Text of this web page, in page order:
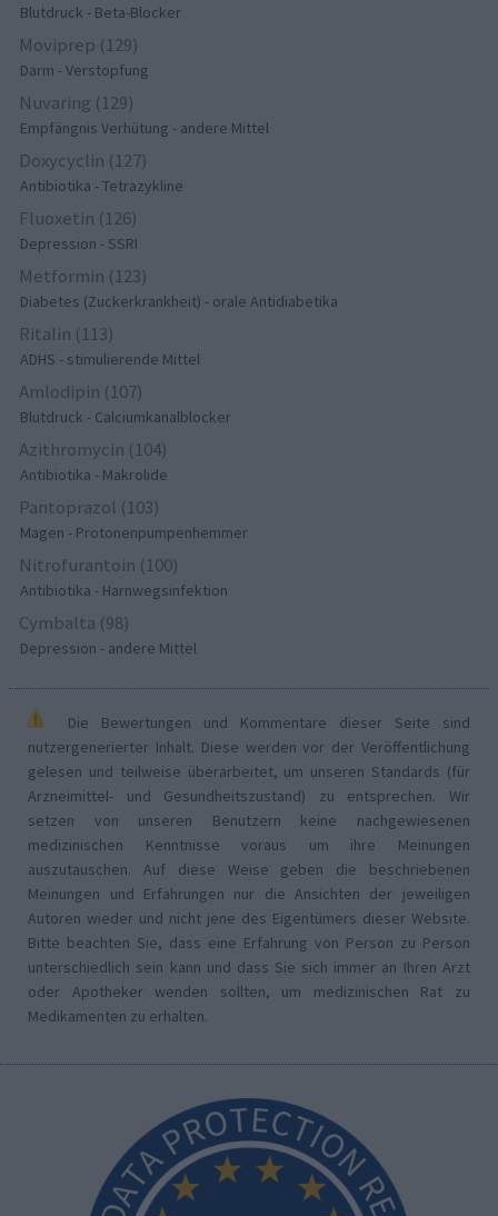
Blutdruck - Beta-Blocker
Moviprep (129)
Darm - Verstopfung
Nuvaring (129)
Empfängnis Verhütung - andere Mittel
Doxycyclin (127)
Antibiotika - Tetrazykline
Fluoxetin (126)
Depression - SSRI
Metformin (123)
Diabetes (Zuckerkrankheit) - orale Antidiabetika
Ritalin (113)
ADHS - stimulierende Mittel
Amlodipin (107)
Blutdruck - Calciumkanalblocker
Azithromycin (104)
Antibiotika - Makrolide
Pantoprazol (103)
Magen - Protonenpumpenhemmer
Nitrofurantoin (100)
Antibiotika - Harnwegsinfektion
Cymbalta (98)
Depression - andere Mittel
Die Bewertungen und Kommentare dieser Seite sind
nutzergenerierter Inhalt. Diese werden vor der Veröffentlichung
gelesen und teilweise überarbeitet, um unseren Standards (für
Arzneimittel- und Gesundheitszustand) zu entsprechen. Wir
setzen von unseren Benutzern keine nachgewiesenen
medizinischen Kenntnisse voraus um ihre Meinungen
auszutauschen. Auf diese Weise geben die beschriebenen
Meinungen und Erfahrungen nur die Ansichten der jeweiligen
Autoren wieder und nicht jene des Eigentümers dieser Website.
Bitte beachten Sie, dass eine Erfahrung von Person zu Person
unterschiedlich sein kann und dass Sie sich immer an Ihren Arzt
oder Apotheker wenden sollten, um medizinischen Rat zu
Medikamenten zu erhalten.